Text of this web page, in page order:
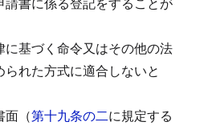
に基づく命令又はその他の法
れた方式に適合しないと
面（第十九条の二に規定する